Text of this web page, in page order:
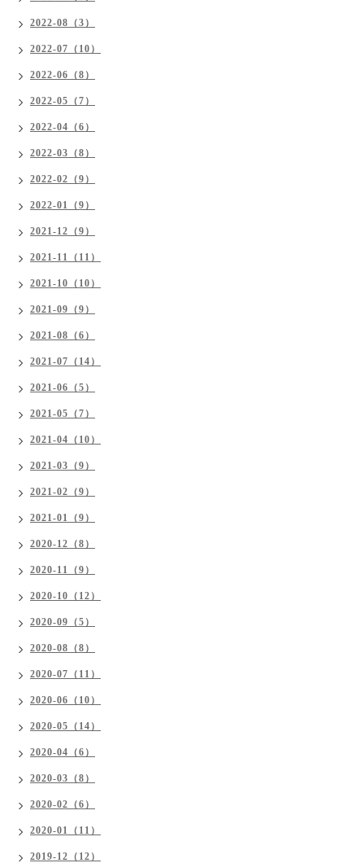
2022-08（3）
2022-07（10）
2022-06（8）
2022-05（7）
2022-04（6）
2022-03（8）
2022-02（9）
2022-01（9）
2021-12（9）
2021-11（11）
2021-10（10）
2021-09（9）
2021-08（6）
2021-07（14）
2021-06（5）
2021-05（7）
2021-04（10）
2021-03（9）
2021-02（9）
2021-01（9）
2020-12（8）
2020-11（9）
2020-10（12）
2020-09（5）
2020-08（8）
2020-07（11）
2020-06（10）
2020-05（14）
2020-04（6）
2020-03（8）
2020-02（6）
2020-01（11）
2019-12（12）